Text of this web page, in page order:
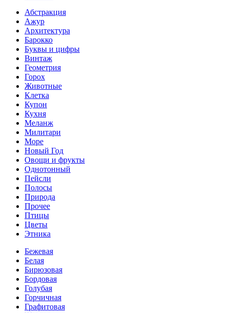
Абстракция
Ажур
Архитектура
Барокко
Буквы и цифры
Винтаж
Геометрия
Горох
Животные
Клетка
Купон
Кухня
Меланж
Милитари
Море
Новый Год
Овощи и фрукты
Однотонный
Пейсли
Полосы
Природа
Прочее
Птицы
Цветы
Этника
Бежевая
Белая
Бирюзовая
Бордовая
Голубая
Горчичная
Графитовая